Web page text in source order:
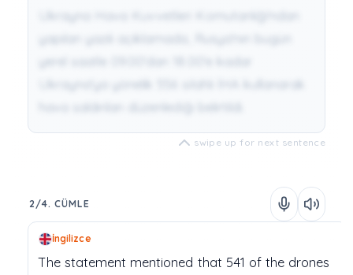
Ukrayna Hava Kuvvetleri Komutanlığı'ndan
yapılan yazılı açıklamada, Rusya'nın bugün
yerel saatle 09.00'dan 18.00'e kadar
Ukrayna'ya yönelik 556 silahlı İHA kullanarak
swipe up for next sentence
2/4. CÜMLE
İngilizce
The statement mentioned that 541 of the drones